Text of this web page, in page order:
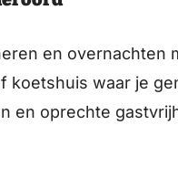
en overnachten
koetshuis waar je
en oprechte